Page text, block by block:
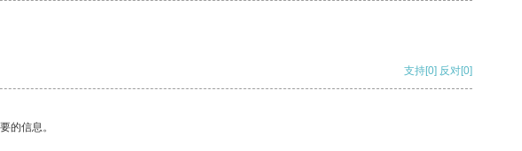
支持[0] 反对[0]
的信息。